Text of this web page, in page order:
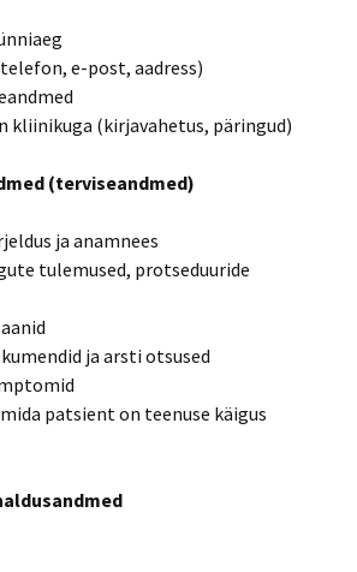
e-post, aadress)
kliinikuga (kirjavahetus, päringud)
(terviseandmed)
ja anamnees
tulemused, protseduuride
ja arsti otsused
patsient on teenuse käigus